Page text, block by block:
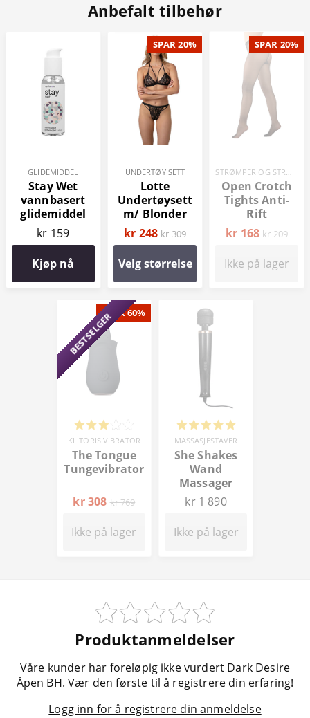
Anbefalt tilbehør
GLIDEMIDDEL
Stay Wet
vannbasert
glidemiddel
100 ml
kr 159
Kjøp nå
SPAR 20%
UNDERTØY SETT
Lotte
Undertøysett
m/ Blonder
kr 248 kr 309
Velg størrelse
SPAR 20%
STRØMPER OG STRØMPEBUKSER
Open Crotch
Tights Anti-
Rift
kr 168 kr 209
Ikke på lager
SPAR 60%
BESTSELGER
KLITORIS VIBRATOR
The Tongue
Tungevibrator
kr 308 kr 769
Ikke på lager
MASSASJESTAVER
She Shakes
Wand
Massager
kr 1 890
Ikke på lager
Produktanmeldelser
Våre kunder har foreløpig ikke vurdert Dark Desire
Åpen BH. Vær den første til å registrere din erfaring!
Logg inn for å registrere din anmeldelse